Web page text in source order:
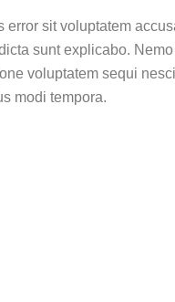
sit voluptatem
sunt explicabo.
voluptatem sequi
modi tempora.